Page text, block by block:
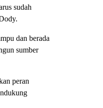
sudah
dan berada
sumber
peran